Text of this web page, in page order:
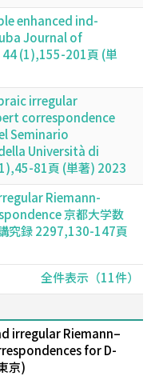
enhanced ind-
Journal of
(1),155-201頁 (単
irregular
correspondence
Seminario
Università di
81頁 (単著) 2023
Riemann-
京都大学数
究録 2297,130-147頁
全件表示（11件）
irregular Riemann–
for D-
京)